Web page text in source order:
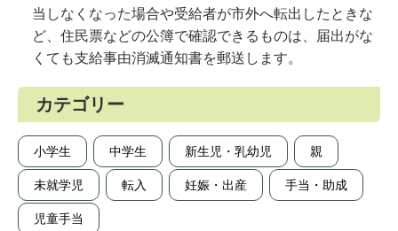
当しなくなった場合や受給者が市外へ転出したときな
ど、住民票などの公簿で確認できるものは、届出がな
くても支給事由消滅通知書を郵送します。
カテゴリー
小学生 中学生 新生児・乳幼児 親
未就学児 転入 妊娠・出産 手当・助成
児童手当